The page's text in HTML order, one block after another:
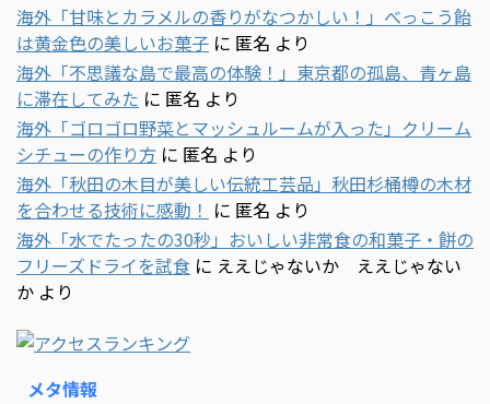
海外「甘味とカラメルの香りがなつかしい！」べっこう飴
は黄金色の美しいお菓子 に 匿名 より
海外「不思議な島で最高の体験！」東京都の孤島、青ヶ島
に滞在してみた に 匿名 より
海外「ゴロゴロ野菜とマッシュルームが入った」クリーム
シチューの作り方 に 匿名 より
海外「秋田の木目が美しい伝統工芸品」秋田杉桶樽の木材
を合わせる技術に感動！ に 匿名 より
海外「水でたったの30秒」おいしい非常食の和菓子・餅の
フリーズドライを試食 に ええじゃないか ええじゃない
か より
メタ情報